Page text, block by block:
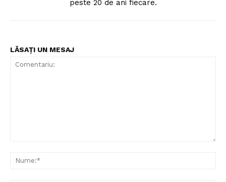
peste 20 de ani fiecare.
LĂSAȚI UN MESAJ